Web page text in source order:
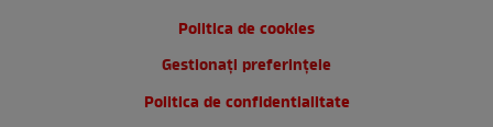
Politica de cookies
Gestionați preferințele
Politica de confidentialitate